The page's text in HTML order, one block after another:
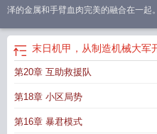
泽的金属和手臂血肉完美的融合在一起
末日机甲 短剧
末日机甲从收废铁开始
甲一口气看完
末日机甲，从制造机械大军
第20章 互助救援队
第18章 小区局势
第16章 暴君模式